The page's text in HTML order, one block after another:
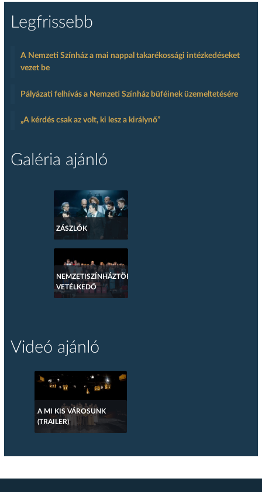
Legfrissebb
A Nemzeti Színház a mai nappal takarékossági intézkedéseket
vezet be
Pályázati felhívás a Nemzeti Színház büféinek üzemeltetésére
„A kérdés csak az volt, ki lesz a királynő”
Galéria ajánló
ZÁSZLÓK
NEMZETISZÍNHÁZTÖRTÉNETI
VETÉLKEDŐ
Videó ajánló
A MI KIS VÁROSUNK
(TRAILER)